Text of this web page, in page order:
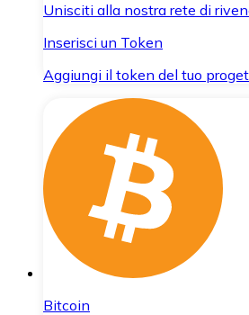
Unisciti alla nostra rete di
Inserisci un Token
Aggiungi il token del tuo
Bitcoin